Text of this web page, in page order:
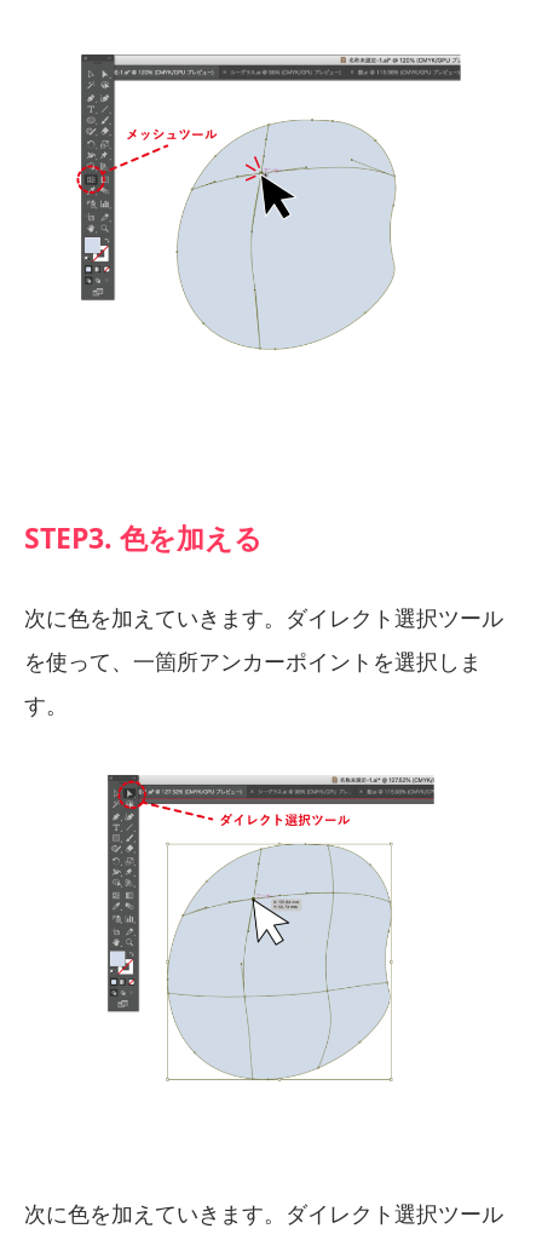
STEP3. 色を加える
次に色を加えていきます。ダイレクト選択ツール
を使って、一箇所アンカーポイントを選択しま
す。
次に色を加えていきます。ダイレクト選択ツール